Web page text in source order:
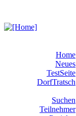
Home
Neues
TestSeite
DorfTratsch
Suchen
Teilnehmer